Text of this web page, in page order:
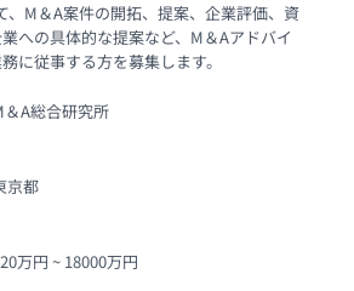
、M＆A案件の開拓、提案、企業評価、資
への具体的な提案など、M＆Aアドバイ
に従事する方を募集します。
＆A総合研究所
京都
万円 ~ 18000万円